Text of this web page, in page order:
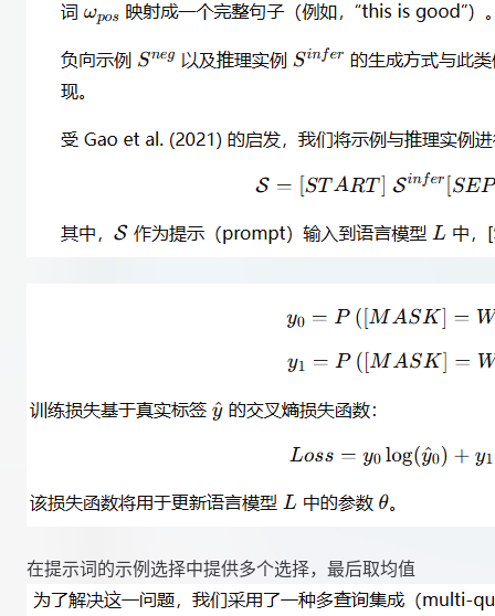
在提示词的示例选择中提供多个选择，最后取均值